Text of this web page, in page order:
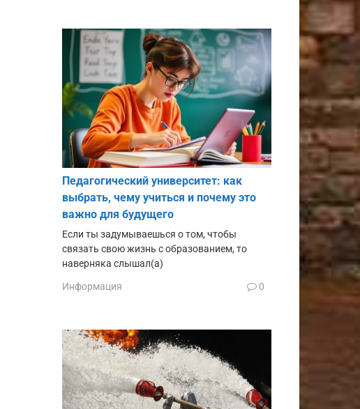
Педагогический университет: как
выбрать, чему учиться и почему это
важно для будущего
Если ты задумываешься о том, чтобы
связать свою жизнь с образованием, то
наверняка слышал(а)
Информация 0